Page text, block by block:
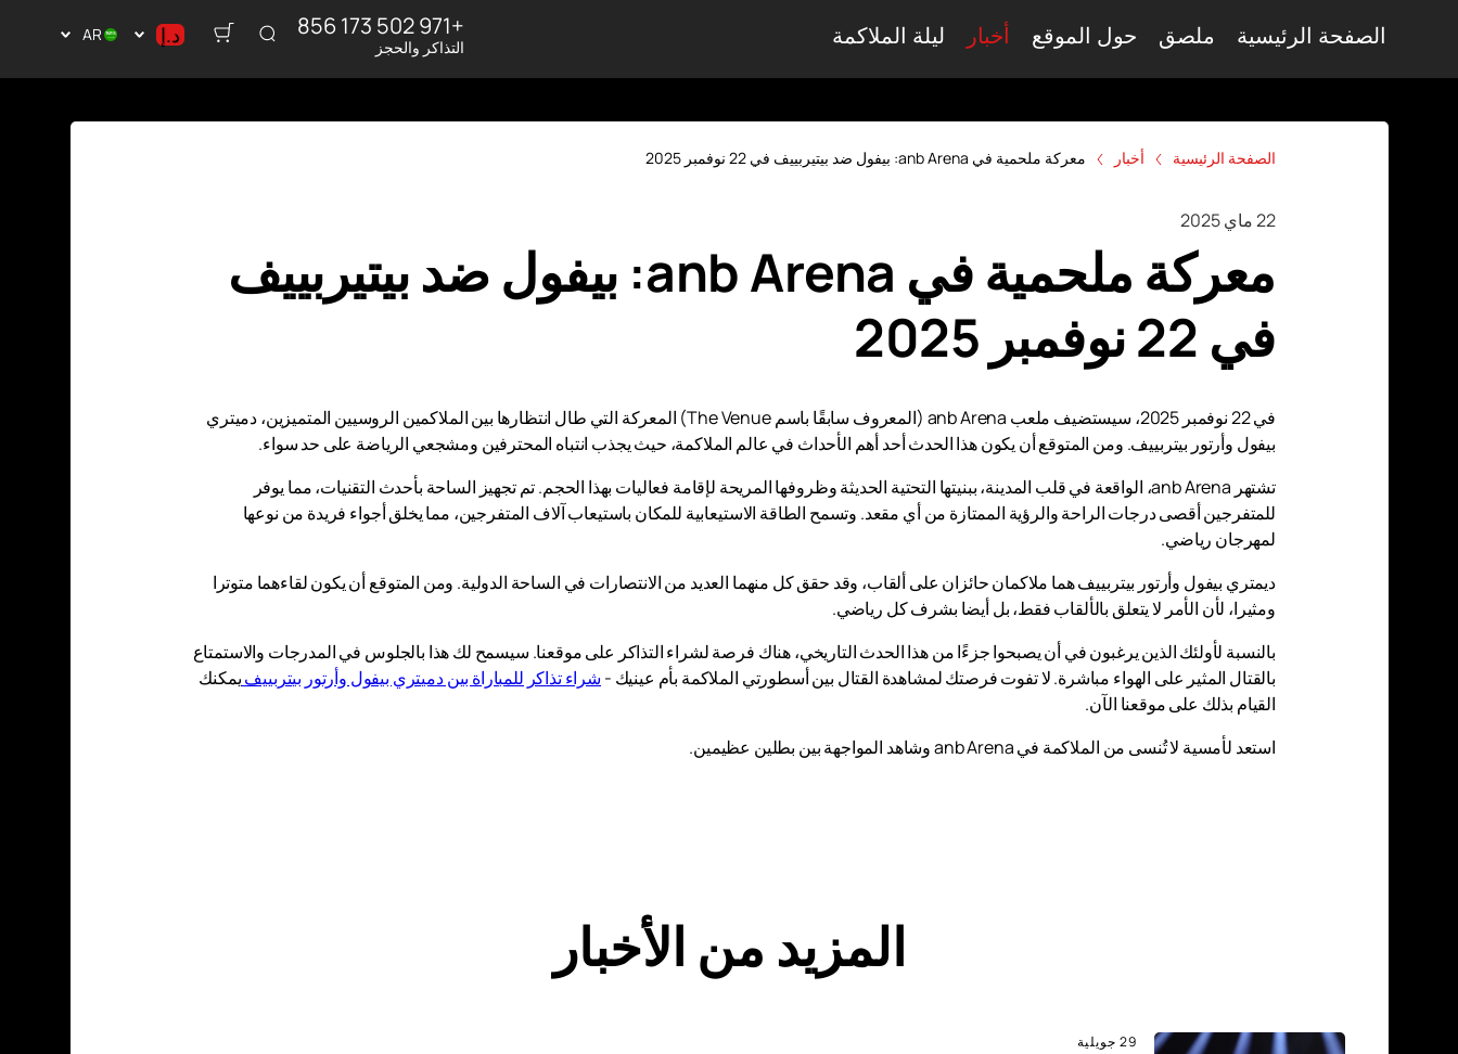
الصفحة الرئيسية ملصق حول الموقع أخبار ليلة الملاكمة +971 502 173 856
التذاكر والحجز د.إ
د.إ
AR
الصفحة الرئيسية أخبار معركة ملحمية في anb Arena: بيفول ضد بيتيربييف في 22 نوفمبر 2025
22 ماي 2025
معركة ملحمية في anb Arena: بيفول ضد بيتيربييف
في 22 نوفمبر 2025
في 22 نوفمبر 2025، سيستضيف ملعب anb Arena (المعروف سابقًا باسم The Venue) المعركة التي طال انتظارها بين الملاكمين الروسيين المتميزين، دميتري
بيفول وأرتور بيتربييف. ومن المتوقع أن يكون هذا الحدث أحد أهم الأحداث في عالم الملاكمة، حيث يجذب انتباه المحترفين ومشجعي الرياضة على حد سواء.
تشتهر anb Arena، الواقعة في قلب المدينة، ببنيتها التحتية الحديثة وظروفها المريحة لإقامة فعاليات بهذا الحجم. تم تجهيز الساحة بأحدث التقنيات، مما يوفر
للمتفرجين أقصى درجات الراحة والرؤية الممتازة من أي مقعد. وتسمح الطاقة الاستيعابية للمكان باستيعاب آلاف المتفرجين، مما يخلق أجواء فريدة من نوعها
لمهرجان رياضي.
ديمتري بيفول وأرتور بيتربييف هما ملاكمان حائزان على ألقاب، وقد حقق كل منهما العديد من الانتصارات في الساحة الدولية. ومن المتوقع أن يكون لقاءهما متوترا
ومثيرا، لأن الأمر لا يتعلق بالألقاب فقط، بل أيضا بشرف كل رياضي.
بالنسبة لأولئك الذين يرغبون في أن يصبحوا جزءًا من هذا الحدث التاريخي، هناك فرصة لشراء التذاكر على موقعنا. سيسمح لك هذا بالجلوس في المدرجات والاستمتاع
بالقتال المثير على الهواء مباشرة. لا تفوت فرصتك لمشاهدة القتال بين أسطورتي الملاكمة بأم عينيك - شراء تذاكر للمباراة بين دميتري بيفول وأرتور بيتربييفيمكنك
القيام بذلك على موقعنا الآن.
استعد لأمسية لا تُنسى من الملاكمة في anb Arena وشاهد المواجهة بين بطلين عظيمين.
المزيد من الأخبار
29 جويلية